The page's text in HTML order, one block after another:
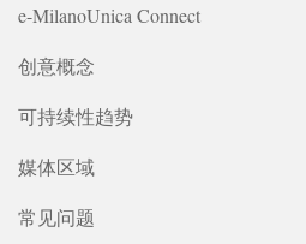
e-MilanoUnica Connect
创意概念
可持续性趋势
媒体区域
常见问题